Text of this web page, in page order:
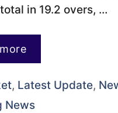
in 19.2 overs, …
, Latest Update,
News